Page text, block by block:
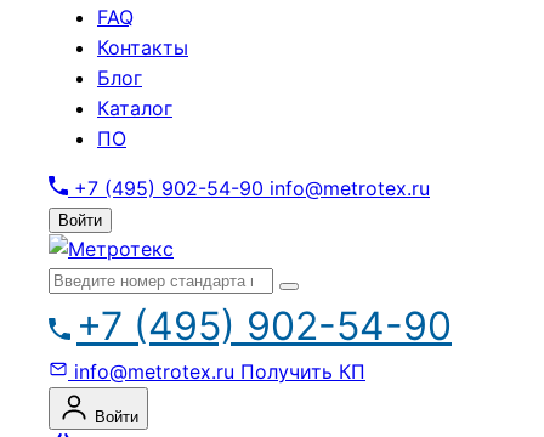
FAQ
Контакты
Блог
Каталог
ПО
+7 (495) 902-54-90 info@metrotex.ru
Войти
+7 (495) 902-54-90
info@metrotex.ru Получить КП
Войти